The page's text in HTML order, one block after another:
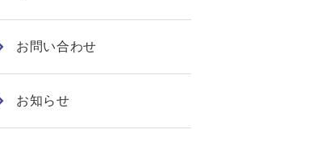
お問い合わせ
お知らせ